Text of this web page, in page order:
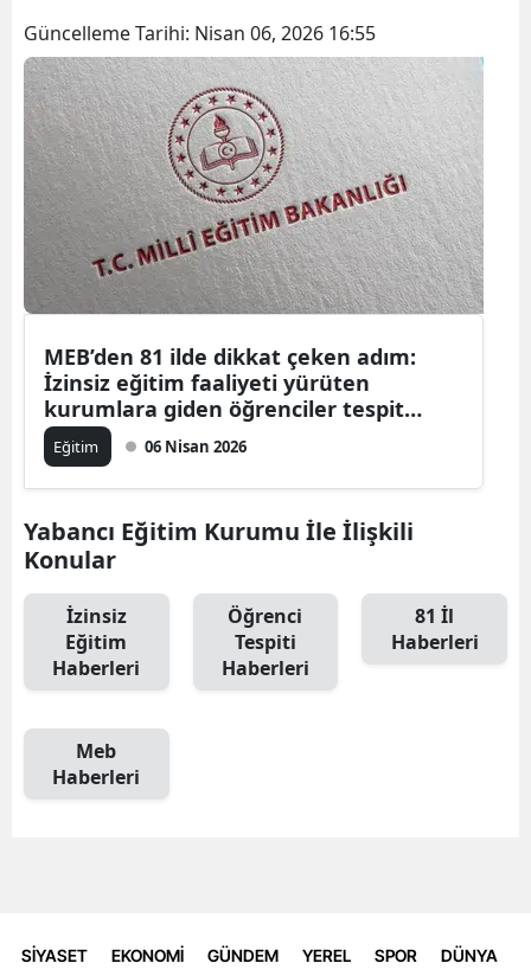
Güncelleme Tarihi: Nisan 06, 2026 16:55
MEB’den 81 ilde dikkat çeken adım:
İzinsiz eğitim faaliyeti yürüten
kurumlara giden öğrenciler tespit
edilecek
Eğitim 06 Nisan 2026
Yabancı Eğitim Kurumu İle İlişkili
Konular
İzinsiz
Eğitim
Haberleri
Öğrenci
Tespiti
Haberleri
81 İl
Haberleri
Meb
Haberleri
SİYASET EKONOMİ GÜNDEM YEREL SPOR DÜNYA